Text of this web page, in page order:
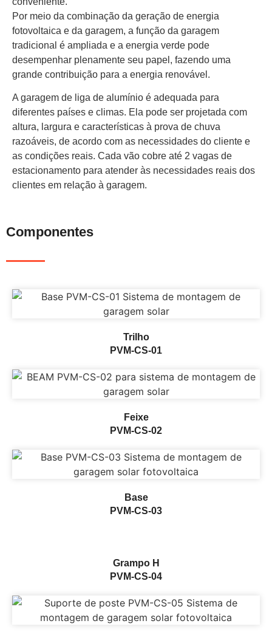
Por meio da combinação da geração de energia
fotovoltaica e da garagem, a função da garagem
tradicional é ampliada e a energia verde pode
desempenhar plenamente seu papel, fazendo uma
grande contribuição para a energia renovável.
A garagem de liga de alumínio é adequada para
diferentes países e climas. Ela pode ser projetada com
altura, largura e características à prova de chuva
razoáveis, de acordo com as necessidades do cliente e
as condições reais. Cada vão cobre até 2 vagas de
estacionamento para atender às necessidades reais dos
clientes em relação à garagem.
Componentes
Trilho
PVM-CS-01
Feixe
PVM-CS-02
Base
PVM-CS-03
Grampo H
PVM-CS-04